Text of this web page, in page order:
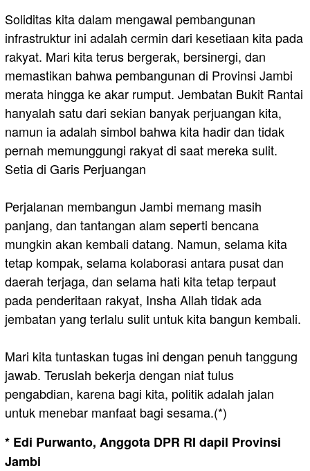
Soliditas kita dalam mengawal pembangunan
infrastruktur ini adalah cermin dari kesetiaan kita pada
rakyat. Mari kita terus bergerak, bersinergi, dan
memastikan bahwa pembangunan di Provinsi Jambi
merata hingga ke akar rumput. Jembatan Bukit Rantai
hanyalah satu dari sekian banyak perjuangan kita,
namun ia adalah simbol bahwa kita hadir dan tidak
pernah memunggungi rakyat di saat mereka sulit.
​Setia di Garis Perjuangan
Perjalanan membangun Jambi memang masih
panjang, dan tantangan alam seperti bencana
mungkin akan kembali datang. Namun, selama kita
tetap kompak, selama kolaborasi antara pusat dan
daerah terjaga, dan selama hati kita tetap terpaut
pada penderitaan rakyat, Insha Allah tidak ada
jembatan yang terlalu sulit untuk kita bangun kembali.
Mari kita tuntaskan tugas ini dengan penuh tanggung
jawab. Teruslah bekerja dengan niat tulus
pengabdian, karena bagi kita, politik adalah jalan
untuk menebar manfaat bagi sesama.(*)
* Edi Purwanto, Anggota DPR RI dapil Provinsi
Jambi